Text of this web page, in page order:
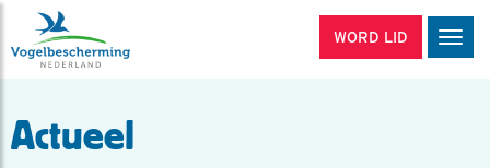
WORD LID
Actueel